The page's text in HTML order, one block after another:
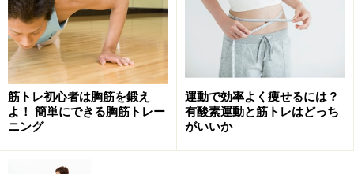
腿後ろや臀部の筋肉は歩幅が大きい動作で主に使われる
ため、普通に歩いているだけでは鍛えられません。そこ
で普段なかなか運動できない人にこそ、歩幅を大きくせ
ざるを得ない階段昇りがお勧めなのです。
筋トレ初心者は胸筋を鍛え
よ！ 簡単にできる胸筋トレー
ニング
運動で効率よく痩せるには？
有酸素運動と筋トレはどっち
がいいか